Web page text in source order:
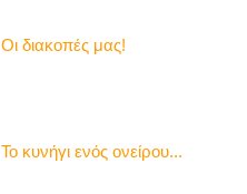
Οι διακοπές μας!
Το κυνήγι ενός ονείρου...